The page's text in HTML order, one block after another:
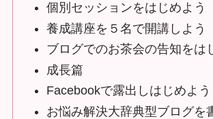
個別セッションをはじめよう
養成講座を５名で開講しよう
ブログでのお茶会の告知をは
成長篇
Facebookで露出しはじめよう
お悩み解決大辞典型ブログを